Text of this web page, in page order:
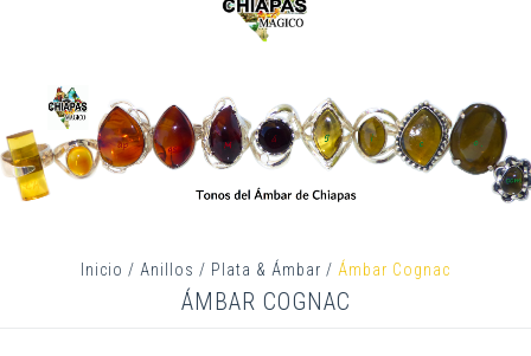
Inicio / Anillos / Plata & Ámbar / Ámbar Cognac
ÁMBAR COGNAC